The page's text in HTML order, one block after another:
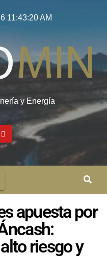
11:43:21 AM
y Energía
apuesta por
riesgo y